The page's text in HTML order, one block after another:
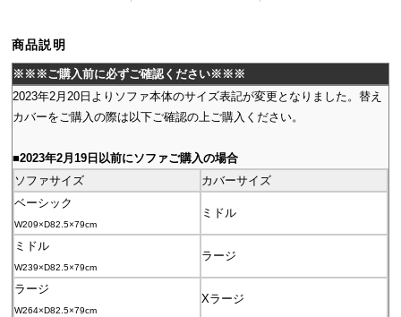
ン
テ
リ
ア
イ
か
ら
す
商品説明
※※※ご購入前に必ずご確認ください※※※
2023年2月20日よりソファ本体のサイズ表記が変更となりました。替え
カバーをご購入の際は以下ご確認の上ご購入ください。
■2023年2月19日以前にソファご購入の場合
ソファサイズ
カバーサイズ
ベーシック
W209×D82.5×79cm
ミドル
ミドル
W239×D82.5×79cm
ラージ
ラージ
W264×D82.5×79cm
Xラージ